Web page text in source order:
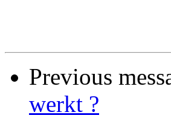
Previous
werkt ?